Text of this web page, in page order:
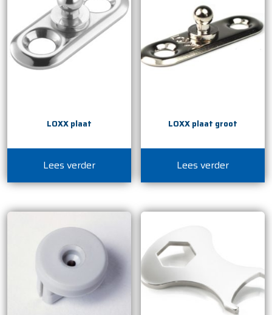
LOXX plaat
Lees verder
LOXX plaat groot
Lees verder